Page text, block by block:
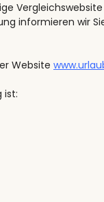
informieren wir
Website
ist: